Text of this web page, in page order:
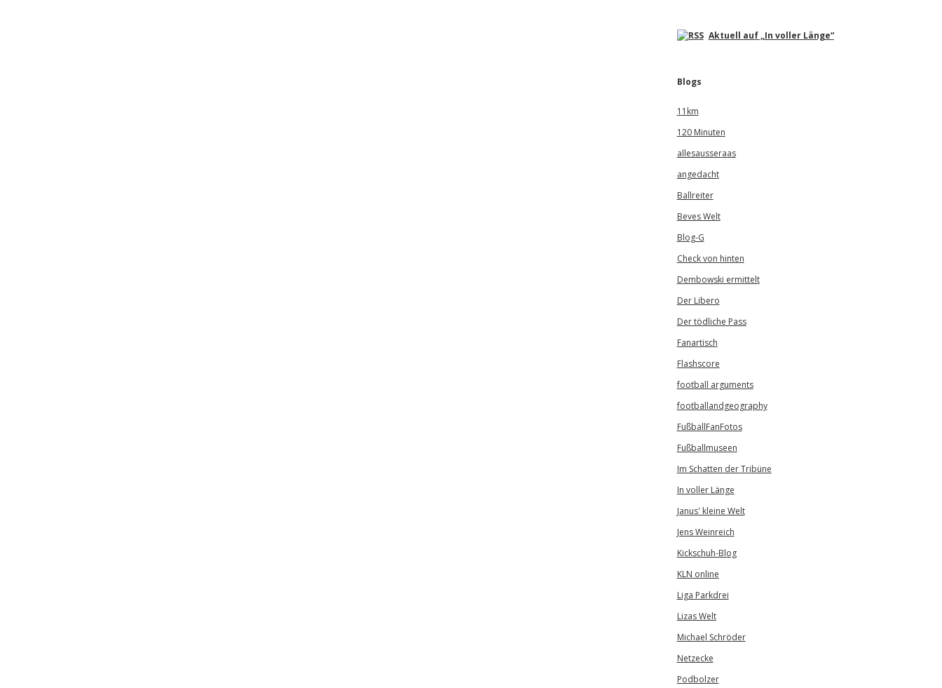
Aktuell auf „In voller Länge“
Blogs
11km
120 Minuten
allesausseraas
angedacht
Ballreiter
Beves Welt
Blog-G
Check von hinten
Dembowski ermittelt
Der Libero
Der tödliche Pass
Fanartisch
Flashscore
football arguments
footballandgeography
FußballFanFotos
Fußballmuseen
Im Schatten der Tribüne
In voller Länge
Janus' kleine Welt
Jens Weinreich
Kickschuh-Blog
KLN online
Liga Parkdrei
Lizas Welt
Michael Schröder
Netzecke
Podbolzer